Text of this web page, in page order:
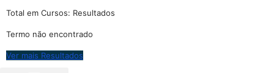
Total em Cursos: Resultados
Termo não encontrado
Ver mais Resultados